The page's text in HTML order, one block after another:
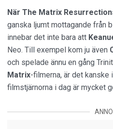
När The Matrix
ganska ljumt mottagande från
innebar det inte bara att
Neo. Till exempel kom ju även
och spelade ännu en gång
Matrix-filmerna, är det
filmstjärnorna i dag är mycket